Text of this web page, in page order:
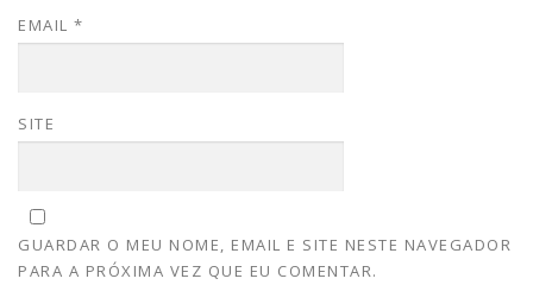
EMAIL *
SITE
GUARDAR O MEU NOME, EMAIL E SITE NESTE NAVEGADOR
PARA A PRÓXIMA VEZ QUE EU COMENTAR.